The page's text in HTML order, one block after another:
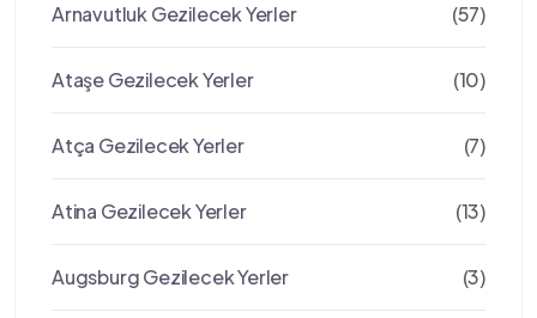
Arnavutluk Gezilecek Yerler (57)
Ataşe Gezilecek Yerler (10)
Atça Gezilecek Yerler (7)
Atina Gezilecek Yerler (13)
Augsburg Gezilecek Yerler (3)